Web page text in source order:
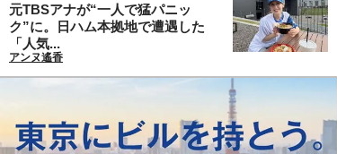
元TBSアナが“一人で猛パニッ
ク”に。日ハム本拠地で遭遇した
「人気...
アンヌ遙香